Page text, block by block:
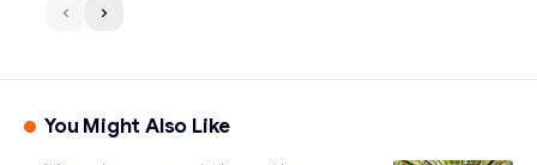
You Might Also Like